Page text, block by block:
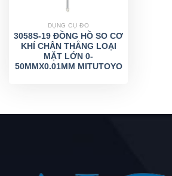
DỤNG CỤ ĐO
3058S-19 ĐỒNG HỒ SO CƠ
KHÍ CHÂN THẲNG LOẠI
MẶT LỚN 0-
50MMX0.01MM MITUTOYO